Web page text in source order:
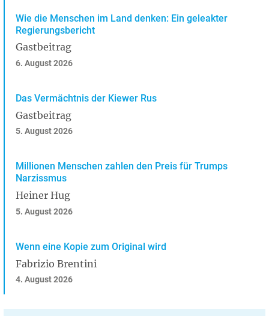
Wie die Menschen im Land denken: Ein geleakter
Regierungsbericht
Gastbeitrag
6. August 2026
Das Vermächtnis der Kiewer Rus
Gastbeitrag
5. August 2026
Millionen Menschen zahlen den Preis für Trumps
Narzissmus
Heiner Hug
5. August 2026
Wenn eine Kopie zum Original wird
Fabrizio Brentini
4. August 2026